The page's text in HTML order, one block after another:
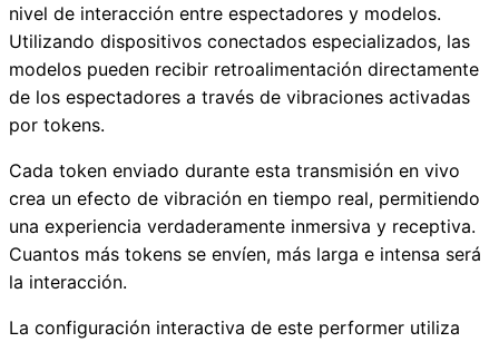
nivel de interacción entre espectadores y modelos.
Utilizando dispositivos conectados especializados, las
modelos pueden recibir retroalimentación directamente
de los espectadores a través de vibraciones activadas
por tokens.
Cada token enviado durante esta transmisión en vivo
crea un efecto de vibración en tiempo real, permitiendo
una experiencia verdaderamente inmersiva y receptiva.
Cuantos más tokens se envíen, más larga e intensa será
la interacción.
La configuración interactiva de este performer utiliza